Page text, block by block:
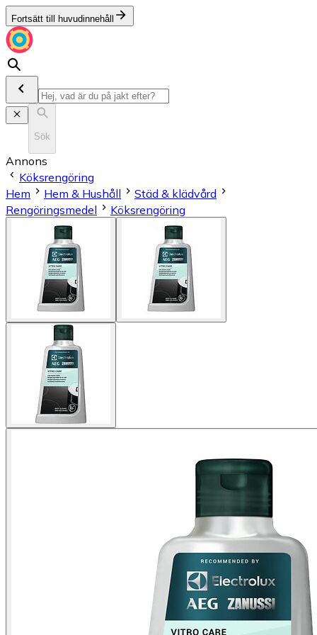
Fortsätt till huvudinnehåll
Sök
Annons
Köksrengöring
Hem
Hem & Hushåll
Städ & klädvård
Rengöringsmedel
Köksrengöring